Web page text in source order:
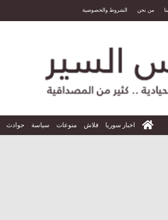
من نحن الشروط والخصوصية
الرئيسية
اخبار سوريا فلاش منوعات سياسة حوادث